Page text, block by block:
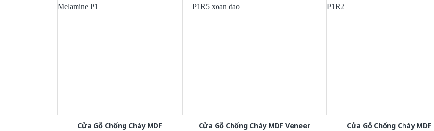
Cửa Gỗ Chống Cháy MDF
Cửa Gỗ Chống Cháy MDF Veneer
Cửa Gỗ Chống Cháy MDF